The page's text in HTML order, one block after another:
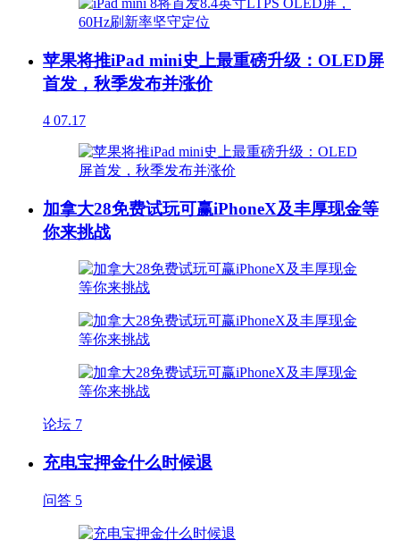
苹果将推iPad mini史上最重磅升级：OLED屏
首发，秋季发布并涨价
4 07.17
加拿大28免费试玩可赢iPhoneX及丰厚现金等
你来挑战
论坛 7
充电宝押金什么时候退
问答 5